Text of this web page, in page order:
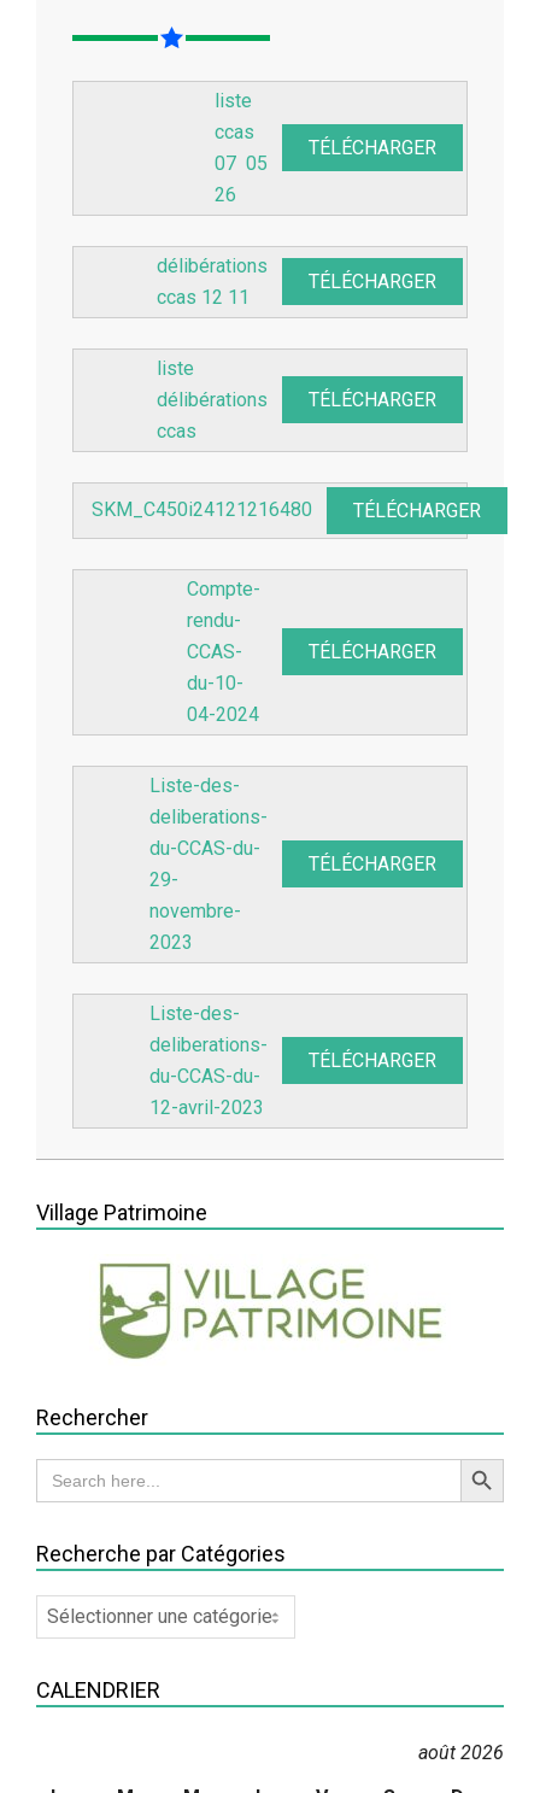
liste
ccas
07 05
26
TÉLÉCHARGER
délibérations
ccas 12 11
TÉLÉCHARGER
liste
délibérations
ccas
TÉLÉCHARGER
SKM_C450i24121216480 TÉLÉCHARGER
Compte-
rendu-
CCAS-
du-10-
04-2024
TÉLÉCHARGER
Liste-des-
deliberations-
du-CCAS-du-
29-
novembre-
2023
TÉLÉCHARGER
Liste-des-
deliberations-
du-CCAS-du-
12-avril-2023
TÉLÉCHARGER
2023-
20
Village Patrimoine
Rechercher
Search
for:
Search Button
Recherche par Catégories
Recherche
par
CALENDRIER
août 2026